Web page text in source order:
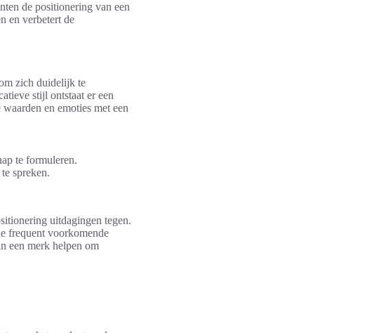
de positionering van een
en verbetert de
zich duidelijk te
stijl ontstaat er een
en emoties met een
te formuleren.
spreken.
uitdagingen tegen.
frequent voorkomende
een merk helpen om